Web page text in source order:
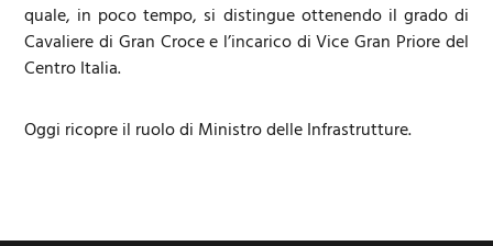
quale, in poco tempo, si distingue ottenendo il grado di
Cavaliere di Gran Croce e l’incarico di Vice Gran Priore del
Centro Italia.
Oggi ricopre il ruolo di Ministro delle Infrastrutture.